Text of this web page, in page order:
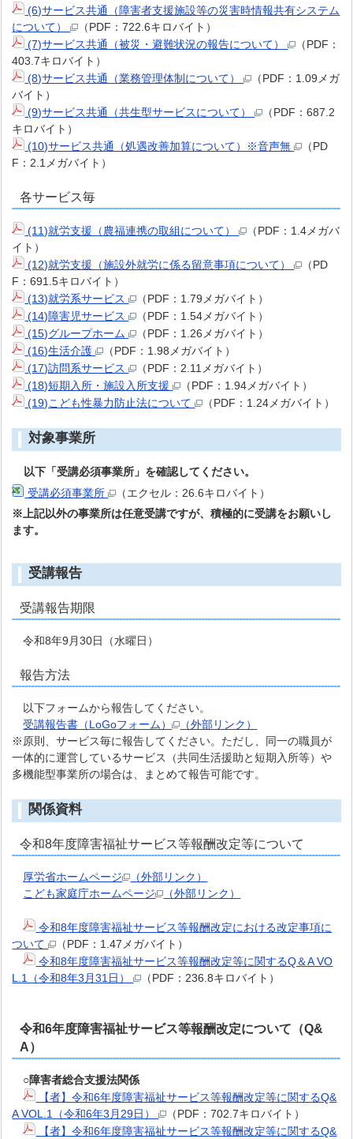
(6)サービス共通（障害者支援施設等の災害時情報共有システム
について）
（PDF：722.6キロバイト）
(7)サービス共通（被災・避難状況の報告について）
（PDF：
403.7キロバイト）
(8)サービス共通（業務管理体制について）
（PDF：1.09メガ
バイト）
(9)サービス共通（共生型サービスについて）
（PDF：687.2
キロバイト）
(10)サービス共通（処遇改善加算について）※音声無
（PD
F：2.1メガバイト）
各サービス毎
(11)就労支援（農福連携の取組について）
（PDF：1.4メガバ
イト）
(12)就労支援（施設外就労に係る留意事項について）
（PD
F：691.5キロバイト）
(13)就労系サービス
（PDF：1.79メガバイト）
(14)障害児サービス
（PDF：1.54メガバイト）
(15)グループホーム
（PDF：1.26メガバイト）
(16)生活介護
（PDF：1.98メガバイト）
(17)訪問系サービス
（PDF：2.11メガバイト）
(18)短期入所・施設入所支援
（PDF：1.94メガバイト）
(19)こども性暴力防止法について
（PDF：1.24メガバイト）
対象事業所
以下「受講必須事業所」を確認してください。
受講必須事業所
（エクセル：26.6キロバイト）
※上記以外の事業所は任意受講ですが、積極的に受講をお願いし
ます。
受講報告
受講報告期限
令和8年9月30日（水曜日）
報告方法
以下フォームから報告してください。
受講報告書（LoGoフォーム）
（外部リンク）
※原則、サービス毎に報告してください。ただし、同一の職員が
一体的に運営しているサービス（共同生活援助と短期入所等）や
多機能型事業所の場合は、まとめて報告可能です。
関係資料
令和8年度障害福祉サービス等報酬改定等について
厚労省ホームページ
（外部リンク）
こども家庭庁ホームページ
（外部リンク）
令和8年度障害福祉サービス等報酬改定における改定事項に
ついて
（PDF：1.47メガバイト）
令和8年度障害福祉サービス等報酬改定等に関するQ＆A VO
L.1（令和8年3月31日）
（PDF：236.8キロバイト）
令和6年度障害福祉サービス等報酬改定について（Q&
A）
○障害者総合支援法関係
【者】令和6年度障害福祉サービス等報酬改定等に関するQ&
A VOL.1（令和6年3月29日）
（PDF：702.7キロバイト）
【者】令和6年度障害福祉サービス等報酬改定等に関するQ&